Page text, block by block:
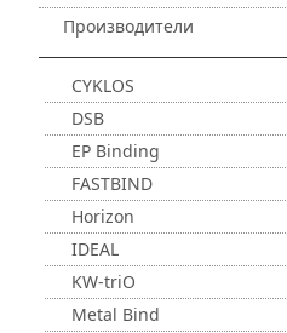
Производители
CYKLOS
DSB
EP Binding
FASTBIND
Horizon
IDEAL
KW-triO
Metal Bind